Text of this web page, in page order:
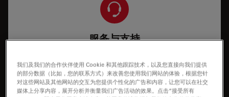
服务与支持
我需要帮助来确保系统正常运行：技术服务、维修、备
件、升级或软件许可证。
我们及我们的合作伙伴使用 Cookie 和其他跟踪技术，以及您直接向我们提供
的部分数据（比如，您的联系方式）来改善您使用我们网站的体验，根据您针
对这些网站及其他网站的交互为您提供个性化的广告和内容，让您可以在社交
媒体上分享内容，展开分析并衡量我们广告活动的效果。点击“接受所有